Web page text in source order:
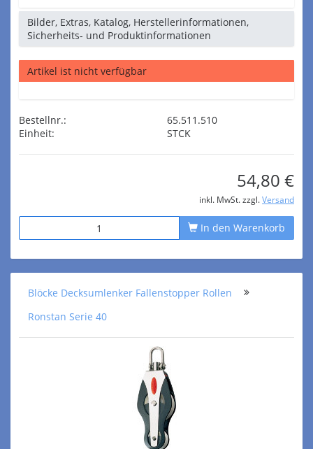
Bilder, Extras, Katalog, Herstellerinformationen,
Sicherheits- und Produktinformationen
Artikel ist nicht verfügbar
Bestellnr.:
65.511.510
Einheit:
STCK
54,80 €
inkl. MwSt. zzgl. Versand
In den Warenkorb
Blöcke Decksumlenker Fallenstopper Rollen
Ronstan Serie 40